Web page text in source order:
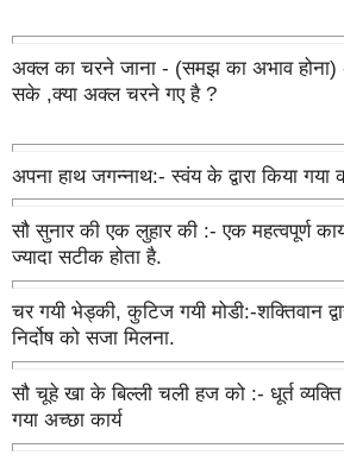
अक्ल का चरने जाना - (समझ का अभाव होना)
सके ,क्या अक्ल चरने गए है ?
अपना हाथ जगन्नाथ:- स्वंय के द्वारा किया गया
सौ सुनार की एक लुहार की :- एक महत्वपूर्ण
ज्यादा सटीक होता है.
चर गयी भेड्की, कुटिज गयी मोडी:-शक्तिवान
निर्दोष को सजा मिलना.
सौ चूहे खा के बिल्ली चली हज को :- धूर्त व्यक्ति
गया अच्छा कार्य